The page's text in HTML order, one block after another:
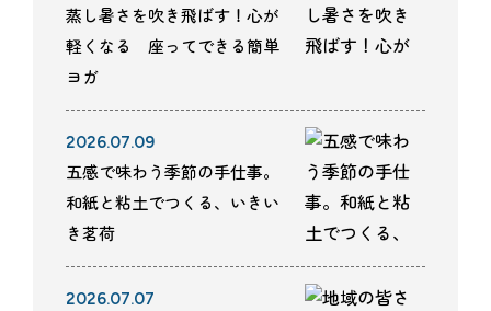
蒸し暑さを吹き飛ばす！心が
軽くなる 座ってできる簡単
ヨガ
2026.07.09
五感で味わう季節の手仕事。
和紙と粘土でつくる、いきい
き茗荷
2026.07.07